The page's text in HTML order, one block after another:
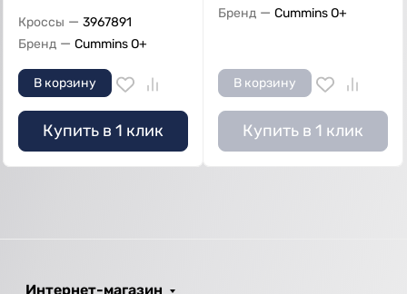
Кроссы — 3967891
Бренд — Cummins O+
В корзину
Купить в 1 клик
Бренд — Cummins O+
В корзину
Купить в 1 клик
Интернет-магазин